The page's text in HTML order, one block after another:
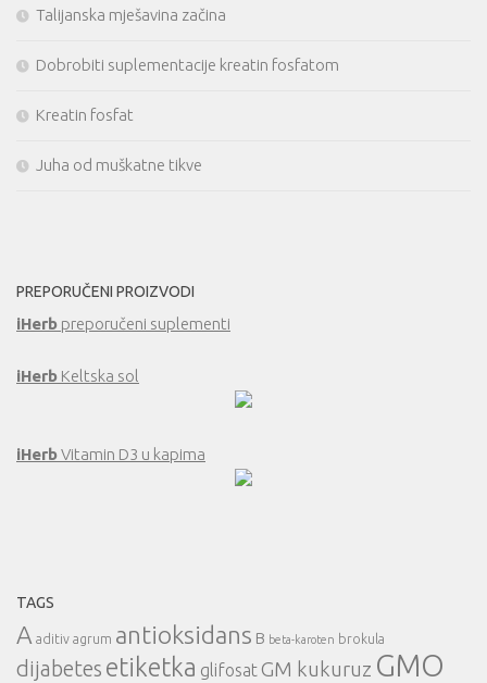
Talijanska mješavina začina
Dobrobiti suplementacije kreatin fosfatom
Kreatin fosfat
Juha od muškatne tikve
PREPORUČENI PROIZVODI
iHerb preporučeni suplementi
iHerb Keltska sol
iHerbVitamin D3 u kapima
TAGS
A aditiv agrum antioksidans B beta-karoten brokula
dijabetes etiketka glifosatGM kukuruz GMO